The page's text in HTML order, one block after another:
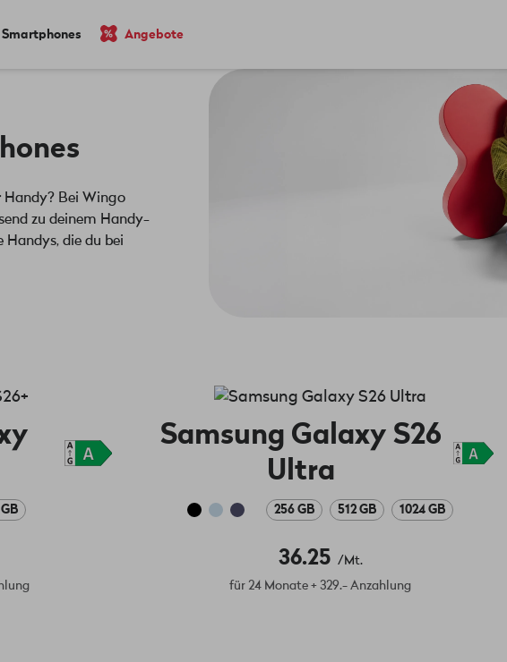
Smartphones Angebote
Handy? Bei Wingo
zu deinem Handy-
Handys, die du bei
Samsung Galaxy S26
Ultra
256 GB 512 GB 1024 GB
36.25 /Mt.
für 24 Monate + 329.- Anzahlung